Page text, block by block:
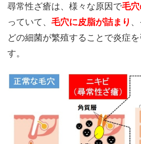
尋常性ざ瘡は、様々な原因で毛穴
っていて、 毛穴に皮脂が詰まり
どの細菌が繁殖することで炎症
す。